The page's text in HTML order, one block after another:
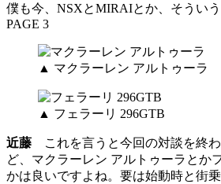
僕も今、NSXとMIRAIとか、そうい
PAGE 3
▲ マクラーレン アルトゥーラ
▲ フェラーリ 296GTB
近藤 これを言うと今回の対談を終
ど、マクラーレン アルトゥーラとか
かは良いですよね。要は始動時と街